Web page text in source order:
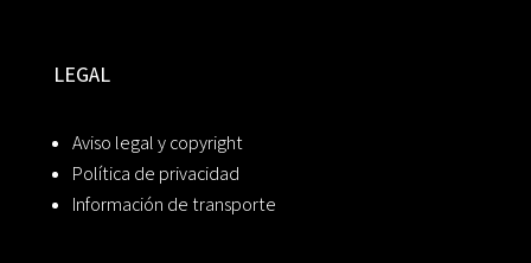
LEGAL
Aviso legal y copyright
Política de privacidad
Información de transporte